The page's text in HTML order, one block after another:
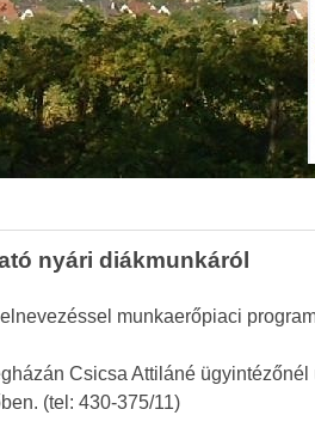
nyári diákmunkáról
munkaerőpiaci
Csicsa Attiláné ügyintézőnél
(tel: 430-375/11)